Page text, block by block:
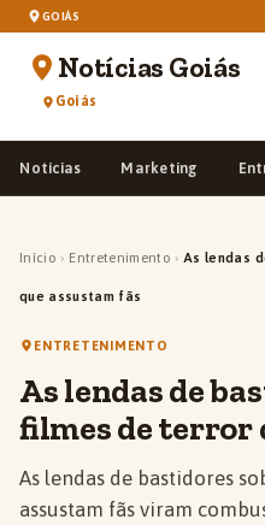
GOIÁS
Notícias Goiás
Goiás
Notícias Marketing
Início › Entretenimento › As lendas
que assustam fãs
ENTRETENIMENTO
As lendas de
filmes de terror
As lendas de bastidores
assustam fãs viram